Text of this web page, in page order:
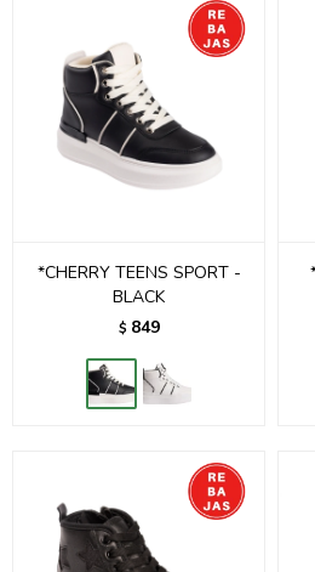
*CHERRY TEENS SPORT -
BLACK
$ 849